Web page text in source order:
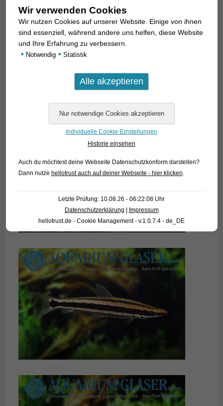
Venezuela. Wissenschaftlich beschrieben wurde die Art 1949
aus Venezuela. Und von dort haben wir ihn jetzt wieder
einmal importieren können.
der Kopfsteher gelten. Zudem bleibtA. ternetzi
A. anostomus
: während letzterer bis zu 16 cm
Wir verwenden Cookies
Wir nutzen Cookies auf unserer Website. Einige von ihnen
sind essenziell, während andere uns helfen, diese Website
und Ihre Erfahrung zu verbessern.
• Notwendig • Statistik
Individuelle Cookie-Einstellungen
Historie einsehen
Auch du möchtest deine Webseite Datenschutzkonform darstellen?
Dann nutze hellotrust auch auf deiner Webseite - hier klicken.
Letzte Prüfung: 10.08.26 - 06:22:08 Uhr
Datenschutzerklärung
Impressum
hellotrust.de - Cookie Management - v.1.0.7.4 - de_DE